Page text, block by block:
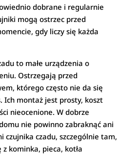
dobrane i regularnie
mogą ostrzec przed
gdy liczy się każda
to małe urządzenia o
Ostrzegają przed
którego często nie da się
Ich montaż jest prosty, koszt
nieocenione. W dobrze
nie powinno zabraknąć ani
czujnika czadu, szczególnie tam,
kominka, pieca, kotła